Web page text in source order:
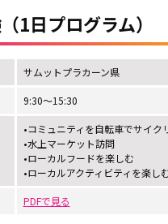
1日プログラム）
サムットプラカーン県
9:30～15:30
•コミュニティを自転車でサイク
•水上マーケット訪問
•ローカルフードを楽しむ
•ローカルアクティビティを楽し
PDFで見る